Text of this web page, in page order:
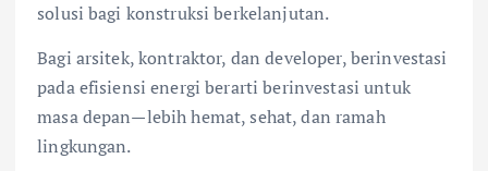
solusi bagi konstruksi berkelanjutan.
Bagi arsitek, kontraktor, dan developer, berinvestasi
pada efisiensi energi berarti berinvestasi untuk
masa depan—lebih hemat, sehat, dan ramah
lingkungan.